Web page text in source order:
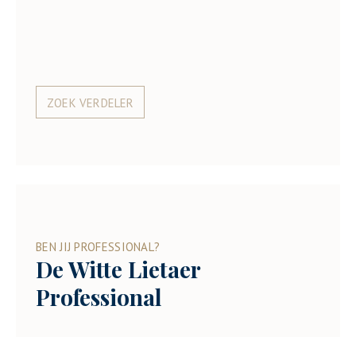
ZOEK VERDELER
BEN JIJ PROFESSIONAL?
De Witte Lietaer
Professional